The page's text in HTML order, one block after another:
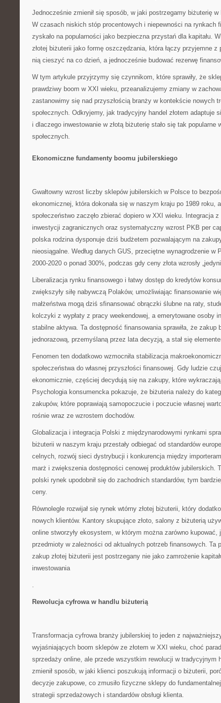
Jednocześnie zmienił się sposób, w jaki postrzegamy biżuterię
W czasach niskich stóp procentowych i niepewności na rynkach
zyskało na popularności jako bezpieczna przystań dla kapitału.
złotej biżuterii jako formę oszczędzania, która łączy przyjemne
nią cieszyć na co dzień, a jednocześnie budować rezerwę
W tym artykule przyjrzymy się czynnikom, które sprawiły, że
prawdziwy boom w XXI wieku, przeanalizujemy zmiany w
zastanowimy się nad przyszłością branży w kontekście nowych
społecznych. Odkryjemy, jak tradycyjny handel złotem adaptuje
i dlaczego inwestowanie w złotą biżuterię stało się tak popularne
społecznych.
Ekonomiczne fundamenty boomu jubilerskiego
Gwałtowny wzrost liczby sklepów jubilerskich w Polsce to
ekonomicznej, która dokonała się w naszym kraju po 1989 roku,
społeczeństwo zaczęło zbierać dopiero w XXI wieku. Integracja z
inwestycji zagranicznych oraz systematyczny wzrost PKB per
polska rodzina dysponuje dziś budżetem pozwalającym na
nieosiągalne. Według danych GUS, przeciętne wynagrodzenie w
2000-2020 o ponad 300%, podczas gdy ceny złota wzrosły
Liberalizacja rynku finansowego i łatwy dostęp do kredytów
zwiększyły siłę nabywczą Polaków, umożliwiając finansowanie
małżeństwa mogą dziś sfinansować obrączki ślubne na raty,
kolczyki z wypłaty z pracy weekendowej, a emerytowane osoby
stabilne aktywa. Ta dostępność finansowania sprawiła, że zakup
jednorazową, przemyślaną przez lata decyzją, a stał się
Fenomen ten dodatkowo wzmocniła stabilizacja
społeczeństwa do własnej przyszłości finansowej. Gdy ludzie
ekonomicznie, częściej decydują się na zakupy, które
Psychologia konsumencka pokazuje, że biżuteria należy do
zakupów, które poprawiają samopoczucie i poczucie własnej
rośnie wraz ze wzrostem dochodów.
Globalizacja i integracja Polski z międzynarodowymi rynkami
biżuterii w naszym kraju przestały odbiegać od standardów
celnych, rozwój sieci dystrybucji i konkurencja między
marż i zwiększenia dostępności cenowej produktów jubilerskich.
polski rynek upodobnił się do zachodnich standardów, tym
ceny.
Równolegle rozwijał się rynek wtórny złotej biżuterii, który
nowych klientów. Kantory skupujące złoto, salony z biżuterią
online stworzyły ekosystem, w którym można zarówno kupować,
przedmioty w zależności od aktualnych potrzeb finansowych. Ta
zakup złotej biżuterii jest postrzegany nie jako zamrożenie
inwestowania
.
Rewolucja cyfrowa w handlu biżuterią
Transformacja cyfrowa branży jubilerskiej to jeden z
wyjaśniających boom sklepów ze złotem w XXI wieku, choć
sprzedaży online, ale przede wszystkim rewolucji w tradycyjnym
zmienił sposób, w jaki klienci poszukują informacji o biżuterii,
decyzje zakupowe, co zmusiło fizyczne sklepy do
strategii sprzedażowych i standardów obsługi klienta.